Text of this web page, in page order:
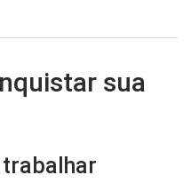
sua